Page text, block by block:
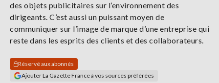
Se
connecter
S'abonner
des objets publicitaires sur l’environnement des
dirigeants. C’est aussi un puissant moyen de
communiquer sur l’image de marque d’une entreprise qui
reste dans les esprits des clients et des collaborateurs.
Réservé aux abonnés
Ajouter La Gazette France à vos sources préférées